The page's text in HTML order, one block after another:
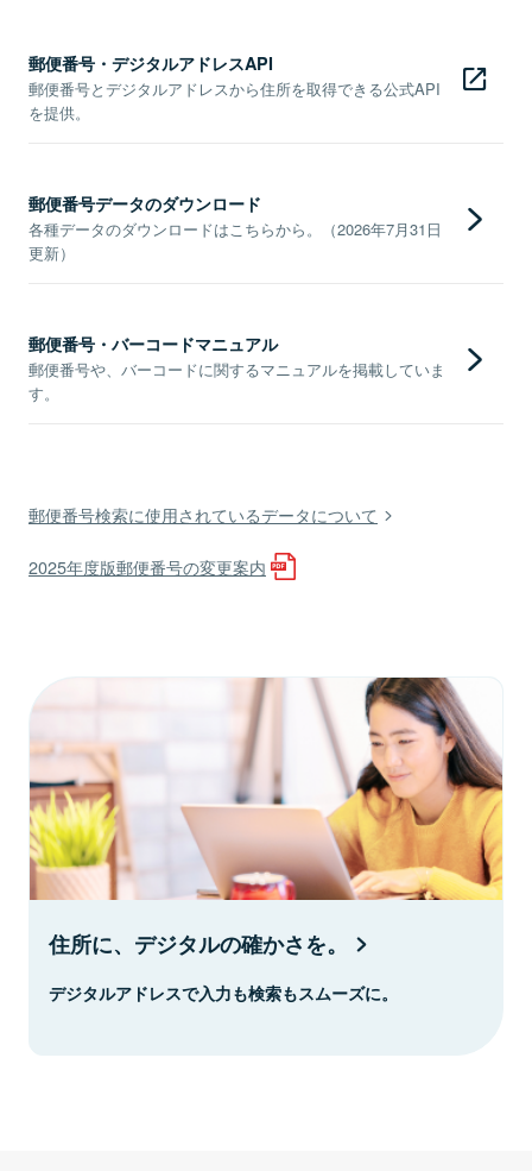
郵便番号・デジタルアドレスAPI
郵便番号とデジタルアドレスから住所を取得できる公式API
を提供。
郵便番号データのダウンロード
各種データのダウンロードはこちらから。（2026年7月31日
更新）
郵便番号・バーコードマニュアル
郵便番号や、バーコードに関するマニュアルを掲載していま
す。
郵便番号検索に使用されているデータについて
2025年度版郵便番号の変更案内
住所に、デジタルの確かさを。
デジタルアドレスで入力も検索もスムーズに。